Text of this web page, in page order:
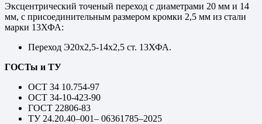
Эксцентрический точеный переход с диаметрами 20 мм и 14
мм, с присоединительным размером кромки 2,5 мм из стали
марки 13ХФА:
Переход Э20х2,5-14х2,5 ст. 13ХФА.
ГОСТы и ТУ
ОСТ 34 10.754-97
ОСТ 34-10-423-90
ГОСТ 22806-83
ТУ 24.20.40–001– 06361785–2025